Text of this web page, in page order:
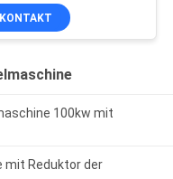
KONTAKT
100kw mit
mit Reduktor der